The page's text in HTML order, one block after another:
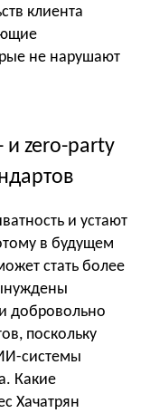
клиента
не нарушают
и zero-party
и устают
в будущем
стать более
добровольно
поскольку
системы
Какие
Хачатрян